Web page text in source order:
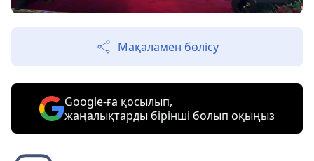
Мақаламен бөлісу
Google-ға қосылып,
жаңалықтарды бірінші болып оқыңыз